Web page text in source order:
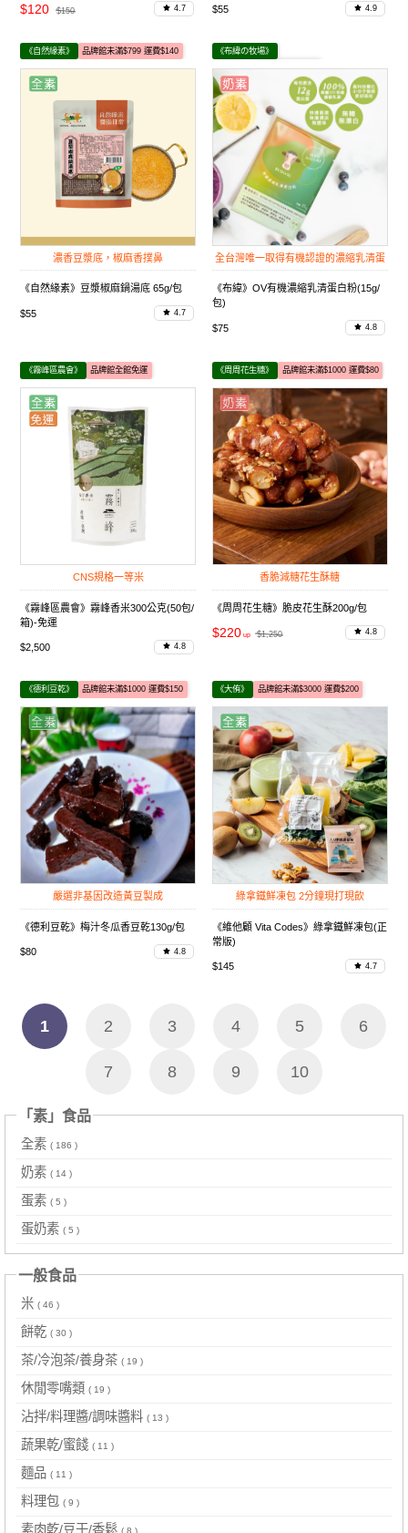
$120 $150 4.7 $55 4.9
《自然緣素》 品牌館未滿$799 運費$140
濃香豆漿底，椒麻香撲鼻
《自然緣素》豆漿椒麻鍋湯底 65g/包
$55 4.7
《布緯の牧場》
品牌館未滿$1000 運費$130
全台灣唯一取得有機認證的濃縮乳清蛋
白粉
《布緯》OV有機濃縮乳清蛋白粉(15g/
包)
$75 4.8
《霧峰區農會》 品牌館全館免運
CNS規格一等米
《霧峰區農會》霧峰香米300公克(50包/
箱)-免運
$2,500 4.8
《周周花生糖》 品牌館未滿$1000 運費$80
香脆減糖花生酥糖
《周周花生糖》脆皮花生酥200g/包
$220 $1,250 4.8
《德利豆乾》 品牌館未滿$1000 運費$150
嚴選非基因改造黃豆製成
《德利豆乾》梅汁冬瓜香豆乾130g/包
$80 4.8
《大侑》 品牌館未滿$3000 運費$200
綠拿鐵鮮凍包 2分鐘現打現飲
《維他顧 Vita Codes》綠拿鐵鮮凍包(正
常版)
$145 4.7
1 2 3 4 5 6
7 8 9 10
「素」食品
全素 ( 186 )
奶素 ( 14 )
蛋素 ( 5 )
蛋奶素 ( 5 )
一般食品
米 ( 46 )
餅乾 ( 30 )
茶/冷泡茶/養身茶 ( 19 )
休閒零嘴類 ( 19 )
沾拌/料理醬/調味醬料 ( 13 )
蔬果乾/蜜餞 ( 11 )
麵品 ( 11 )
料理包 ( 9 )
素肉乾/豆干/香鬆 ( 8 )